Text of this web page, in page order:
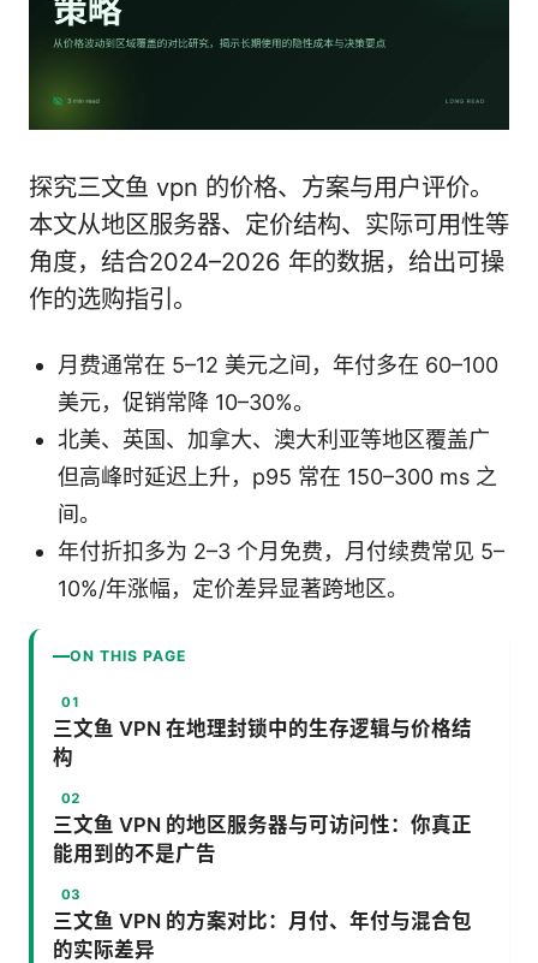
探究三文鱼 vpn 的价格、方案与用户评价。
本文从地区服务器、定价结构、实际可用性等
角度，结合2024–2026 年的数据，给出可操
作的选购指引。
月费通常在 5–12 美元之间，年付多在 60–100
美元，促销常降 10–30%。
北美、英国、加拿大、澳大利亚等地区覆盖广
但高峰时延迟上升，p95 常在 150–300 ms 之
间。
年付折扣多为 2–3 个月免费，月付续费常见 5–
10%/年涨幅，定价差异显著跨地区。
ON THIS PAGE
三文鱼 VPN 在地理封锁中的生存逻辑与价格结
构
三文鱼 VPN 的地区服务器与可访问性：你真正
能用到的不是广告
三文鱼 VPN 的方案对比：月付、年付与混合包
的实际差异